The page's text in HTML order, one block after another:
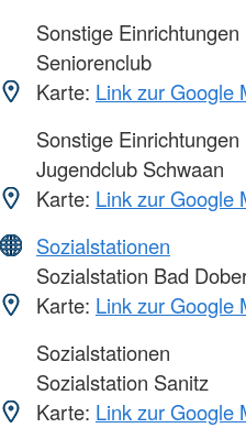
Sonstige Einrichtungen
Seniorenclub
Karte: Link zur Google
Sonstige Einrichtungen
Jugendclub Schwaan
Karte: Link zur Google
Sozialstationen
Sozialstation Bad
Karte: Link zur Google
Sozialstationen
Sozialstation Sanitz
Karte: Link zur Google